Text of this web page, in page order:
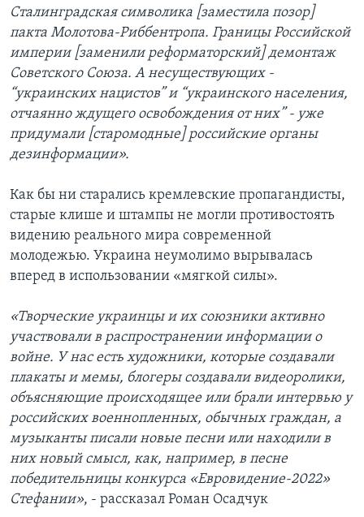
Сталинградская символика [заместила позор]
пакта Молотова-Риббентропа. Границы Российской
империи [заменили реформаторский] демонтаж
Советского Союза. А несуществующих -
“украинских нацистов” и “украинского населения,
отчаянно ждущего освобождения от них” - уже
придумали [старомодные] российские органы
дезинформации».
Как бы ни старались кремлевские пропагандисты,
старые клише и штампы не могли противостоять
видению реального мира современной
молодежью. Украина неумолимо вырывалась
вперед в использовании «мягкой силы».
«Творческие украинцы и их союзники активно
участвовали в распространении информации о
войне. У нас есть художники, которые создавали
плакаты и мемы, блогеры создавали видеоролики,
объясняющие происходящее или брали интервью у
российских военнопленных, обычных граждан, а
музыканты писали новые песни или находили в
них новый смысл, как, например, в песне
победительницы конкурса «Евровидение-2022»
Стефании», - рассказал Роман Осадчук